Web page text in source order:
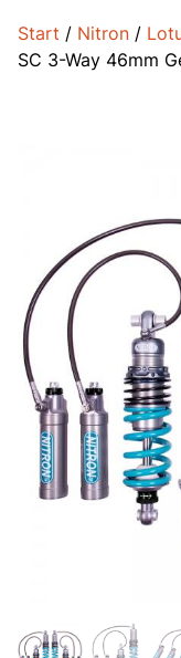
Start / Nitron /
SC 3-Way 46mm